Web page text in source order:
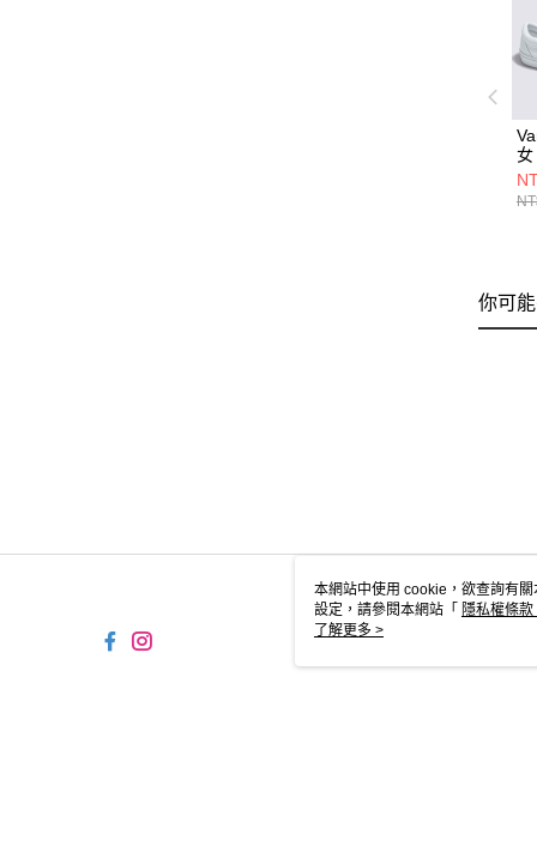
女
你可
本網站中使用 cookie，欲查詢有
設定，請參閱本網站「 隱私權條款
使用 cookie。
了解更多 >